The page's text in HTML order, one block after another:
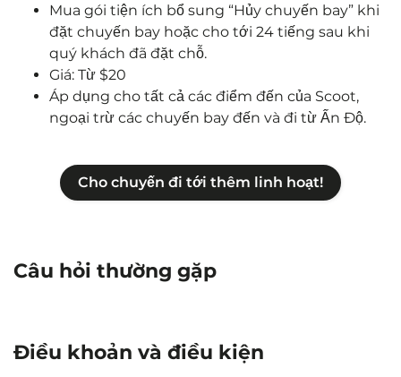
Mua gói tiện ích bổ sung “Hủy chuyến bay” khi
đặt chuyến bay hoặc cho tới 24 tiếng sau khi
quý khách đã đặt chỗ.
Giá: Từ $20
Áp dụng cho tất cả các điểm đến của Scoot,
ngoại trừ các chuyến bay đến và đi từ Ấn Độ.
Cho chuyến đi tới thêm linh hoạt!
Câu hỏi thường gặp
Điều khoản và điều kiện